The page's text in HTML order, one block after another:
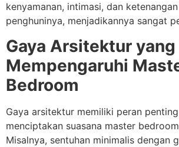
kenyamanan, intimasi, dan
penghuninya, menjadikannya sangat
Gaya Arsitektur yang
Mempengaruhi
Bedroom
Gaya arsitektur memiliki peran
menciptakan suasana master
Misalnya, sentuhan minimalis dengan